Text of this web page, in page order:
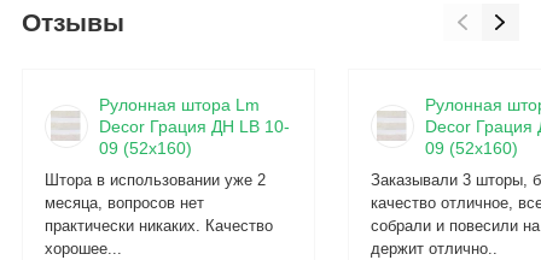
Отзывы
Рулонная штора Lm
Decor Грация ДН LB 10-
09 (52x160)
Штора в использовании уже 2
месяца, вопросов нет
практически никаких. Качество
хорошее...
Рулонная
Decor Грация
09 (52x160)
Заказывали 3 шторы,
качество отличное,
собрали и повесили
держит отлично..